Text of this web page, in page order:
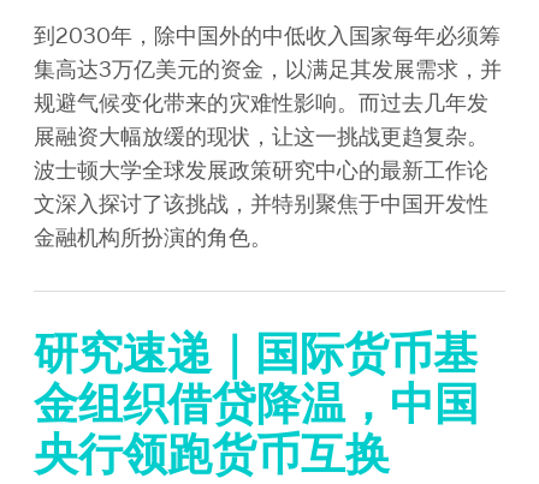
到2030年，除中国外的中低收入国家每年必须筹
集高达3万亿美元的资金，以满足其发展需求，并
规避气候变化带来的灾难性影响。而过去几年发
展融资大幅放缓的现状，让这一挑战更趋复杂。
波士顿大学全球发展政策研究中心的最新工作论
文深入探讨了该挑战，并特别聚焦于中国开发性
金融机构所扮演的角色。
研究速递｜国际货币基
金组织借贷降温，中国
央行领跑货币互换